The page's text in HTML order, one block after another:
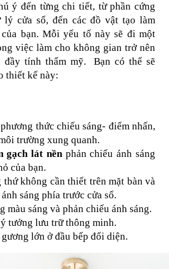
ý đến từng chi tiết, từ phần cứng
lý cửa sổ, đến các đồ vật tạo làm
của bạn. Mỗi yếu tố này sẽ đi một
việc làm cho không gian trở nên
tính thẩm mỹ.  Bạn có thể sẽ
thiết kế này:
thức chiếu sáng- điểm nhấn,
trường xung quanh.
gạch lát nền phản chiếu ánh sáng
của bạn.
không cần thiết trên mặt bàn và
sáng phía trước cửa sổ.
màu sáng và phản chiếu ánh sáng.
tưởng lưu trữ thông minh.
lớn ở đầu bếp đối diện.